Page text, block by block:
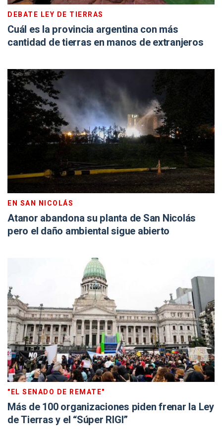
DEBATE LEY DE TIERRAS
Cuál es la provincia argentina con más
cantidad de tierras en manos de extranjeros
EN SAN NICOLÁS
Atanor abandona su planta de San Nicolás
pero el daño ambiental sigue abierto
"EL SENADO DE REMATE"
Más de 100 organizaciones piden frenar la Ley
de Tierras y el “Súper RIGI”